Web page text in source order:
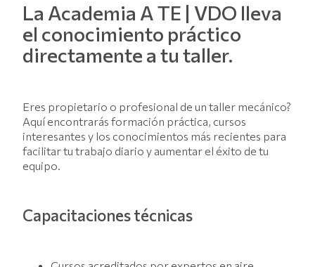
La Academia A TE | VDO lleva
el conocimiento práctico
directamente a tu taller.
Eres propietario o profesional de un taller mecánico?
Aquí encontrarás formación práctica, cursos
interesantes y los conocimientos más recientes para
facilitar tu trabajo diario y aumentar el éxito de tu
equipo.
Capacitaciones técnicas